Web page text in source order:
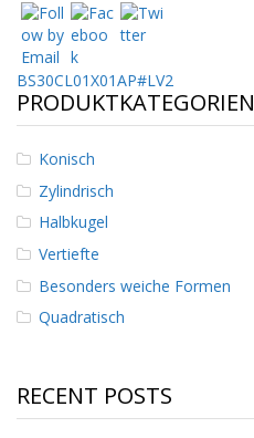
n
g
e
n
V
e
r
g
l
e
i
c
s
ü
s
i
Beitrags-
Navigation
BS30CL01X01AP#LV2
PRODUKTKATEGORIEN
Konisch
Zylindrisch
Halbkugel
Vertiefte
Besonders weiche Formen
Quadratisch
RECENT POSTS